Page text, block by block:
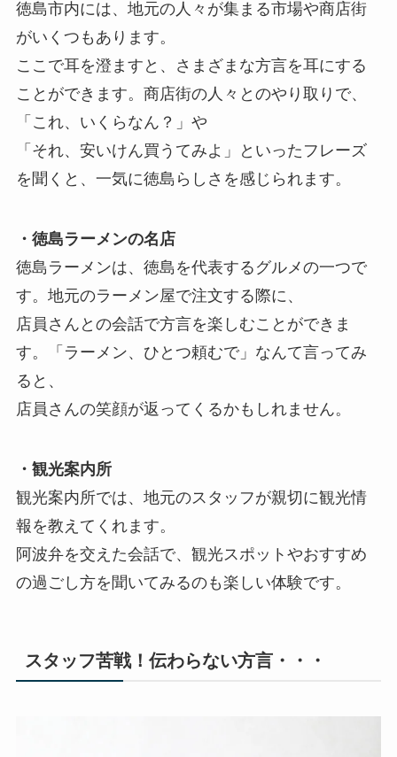
徳島市内には、地元の人々が集まる市場や商店街
がいくつもあります。
ここで耳を澄ますと、さまざまな方言を耳にする
ことができます。商店街の人々とのやり取りで、
「これ、いくらなん？」や
「それ、安いけん買うてみよ」といったフレーズ
を聞くと、一気に徳島らしさを感じられます。
・徳島ラーメンの名店
徳島ラーメンは、徳島を代表するグルメの一つで
す。地元のラーメン屋で注文する際に、
店員さんとの会話で方言を楽しむことができま
す。「ラーメン、ひとつ頼むで」なんて言ってみ
ると、
店員さんの笑顔が返ってくるかもしれません。
・観光案内所
観光案内所では、地元のスタッフが親切に観光情
報を教えてくれます。
阿波弁を交えた会話で、観光スポットやおすすめ
の過ごし方を聞いてみるのも楽しい体験です。
スタッフ苦戦！伝わらない方言・・・